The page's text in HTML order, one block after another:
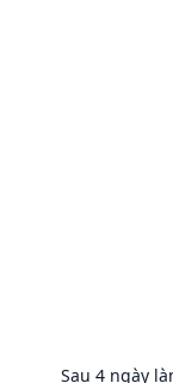
Sau 4 ngày